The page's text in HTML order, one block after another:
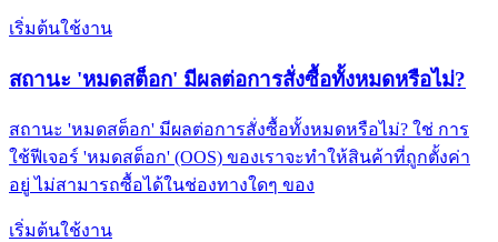
เริ่มต้นใช้งาน
สถานะ 'หมดสต็อก' มีผลต่อการสั่งซื้อทั้งหมดหรือไม่?
สถานะ 'หมดสต็อก' มีผลต่อการสั่งซื้อทั้งหมดหรือไม่? ใช่ การ
ใช้ฟีเจอร์ 'หมดสต็อก' (OOS) ของเราจะทำให้สินค้าที่ถูกตั้งค่า
อยู่ ไม่สามารถซื้อได้ในช่องทางใดๆ ของ
เริ่มต้นใช้งาน